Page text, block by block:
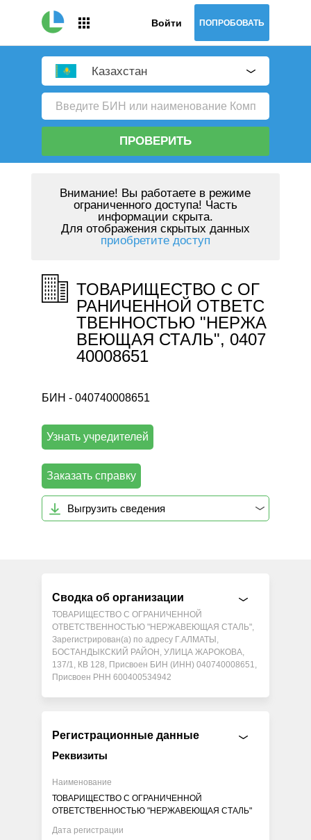
Войти ПОПРОБОВАТЬ
Казахстан
ПРОВЕРИТЬ
Внимание! Вы работаете в режиме
ограниченного доступа! Часть
информации скрыта.
Для отображения скрытых данных
приобретите доступ
ТОВАРИЩЕСТВО С ОГ
РАНИЧЕННОЙ ОТВЕТС
ТВЕННОСТЬЮ "НЕРЖА
ВЕЮЩАЯ СТАЛЬ", 0407
40008651
БИН - 040740008651
Узнать учредителей
Заказать справку
Выгрузить сведения
Сводка об организации
ТОВАРИЩЕСТВО С ОГРАНИЧЕННОЙ
ОТВЕТСТВЕННОСТЬЮ "НЕРЖАВЕЮЩАЯ СТАЛЬ",
Зарегистрирован(а) по адресу Г.АЛМАТЫ,
БОСТАНДЫКСКИЙ РАЙОН, УЛИЦА ЖАРОКОВА,
137/1, КВ 128, Присвоен БИН (ИНН) 040740008651,
Присвоен РНН 600400534942
Регистрационные данные
Реквизиты
Наименование
ТОВАРИЩЕСТВО С ОГРАНИЧЕННОЙ
ОТВЕТСТВЕННОСТЬЮ "НЕРЖАВЕЮЩАЯ СТАЛЬ"
Дата регистрации